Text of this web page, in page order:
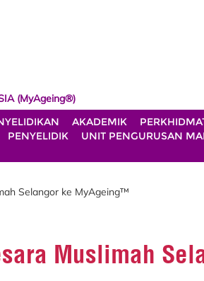
(MyAgeing®)
AKADEMIK
PENYELIDIK UNIT PENGURUSAN
Selangor ke MyAgeing™
Muslimah